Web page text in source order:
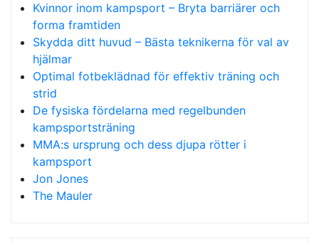
Kvinnor inom kampsport – Bryta barriärer och
forma framtiden
Skydda ditt huvud – Bästa teknikerna för val av
hjälmar
Optimal fotbeklädnad för effektiv träning och
strid
De fysiska fördelarna med regelbunden
kampsportsträning
MMA:s ursprung och dess djupa rötter i
kampsport
Jon Jones
The Mauler